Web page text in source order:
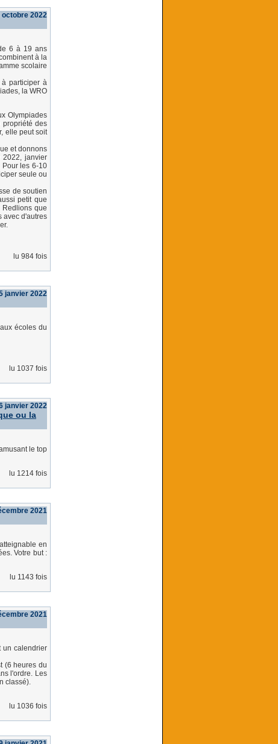
2022
6 à 19 ans
à la
scolaire
participer à
la WRO
Olympiades
propriété des
elle peut soit
et donnons
2022, janvier
Pour les 6-10
seule ou
de soutien
petit que
que
avec d'autres
lu 984 fois
janvier 2022
écoles du
lu 1037 fois
janvier 2022
ou la
le top
lu 1214 fois
2021
en
Votre but :
lu 1143 fois
2021
un calendrier
(6 heures du
l'ordre. Les
classé).
lu 1036 fois